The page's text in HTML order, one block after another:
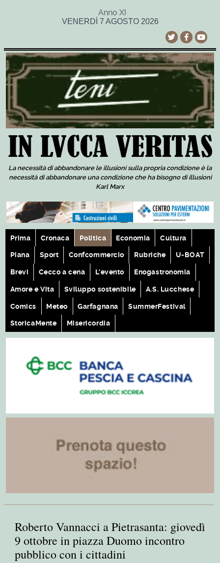
Anno XI
VENERDÌ 7 AGOSTO 2026
La necessità di abbandonare le illusioni sulla propria condizione è la
necessità di abbandonare una condizione che ha bisogno di illusioni
Karl Marx
Prima Cronaca Politica Economia Cultura
Piana Sport Confcommercio Rubriche U-BOAT
Brevi Cecco a cena L'evento Enogastronomia
Amore e Vita Sviluppo sostenibile A.S. Lucchese
Comics Meteo Garfagnana SummerFestival
StoricaMente Misericordia
Roberto Vannacci a Pietrasanta: giovedì
9 ottobre in piazza Duomo incontro
pubblico con i cittadini